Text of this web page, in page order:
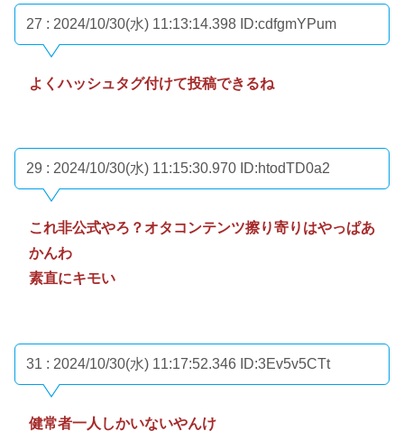
27 : 2024/10/30(水) 11:13:14.398 ID:cdfgmYPum
よくハッシュタグ付けて投稿できるね
29 : 2024/10/30(水) 11:15:30.970 ID:htodTD0a2
これ非公式やろ？オタコンテンツ擦り寄りはやっぱあ
かんわ
素直にキモい
31 : 2024/10/30(水) 11:17:52.346 ID:3Ev5v5CTt
健常者一人しかいないやんけ